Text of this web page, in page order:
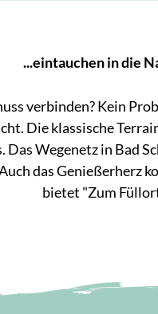
...eintauchen in die
verbinden? Kein
Die klassische
Das Wegenetz in Bad
das Genießerherz
bietet "Zum